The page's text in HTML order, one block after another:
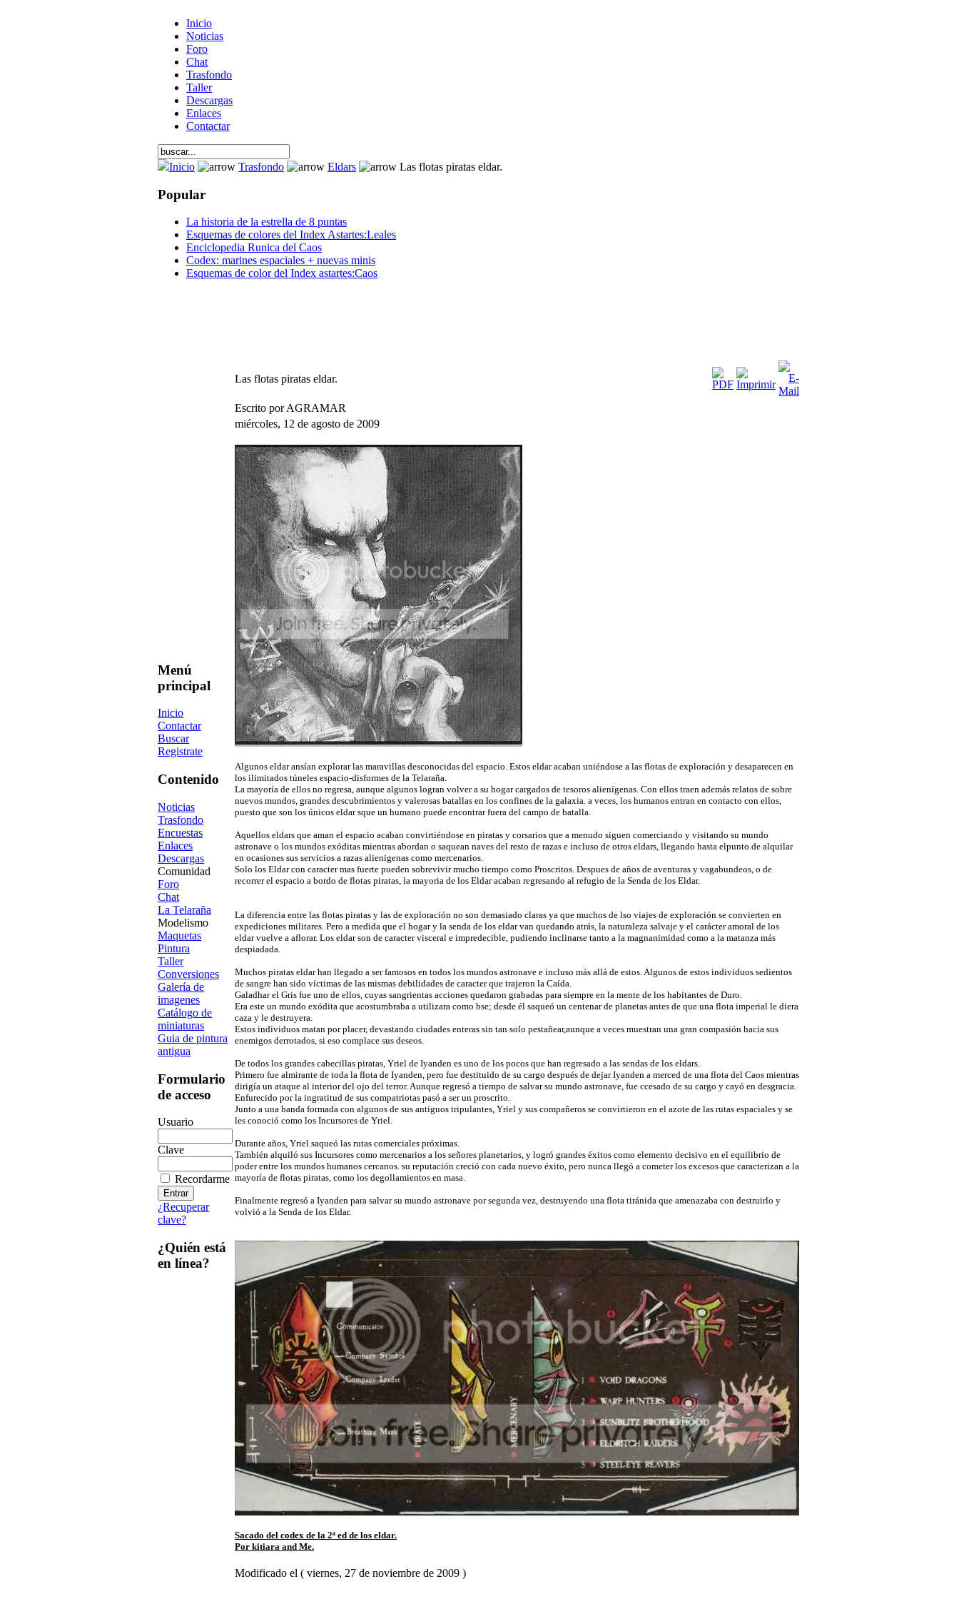
Inicio
Noticias
Foro
Chat
Trasfondo
Taller
Descargas
Enlaces
Contactar
Inicio Trasfondo Eldars Las flotas piratas eldar.
Popular
La historia de la estrella de 8 puntas
Esquemas de colores del Index Astartes:Leales
Enciclopedia Runica del Caos
Codex: marines espaciales + nuevas minis
Esquemas de color del Index astartes:Caos
Menú
principal
Inicio
Contactar
Buscar
Registrate
Contenido
Noticias
Trasfondo
Encuestas
Enlaces
Descargas
Comunidad
Foro
Chat
La Telaraña
Modelismo
Maquetas
Pintura
Taller
Conversiones
Galería de
imagenes
Catálogo de
miniaturas
Guia de pintura
antigua
Formulario
de acceso
Usuario
Clave
Recordarme
¿Recuperar
clave?
¿Quién está
en línea?
Las flotas piratas eldar.
Escrito por AGRAMAR
miércoles, 12 de agosto de 2009
Algunos eldar ansían explorar las maravillas desconocidas del espacio. Estos eldar acaban uniéndose a las flotas de exploración y desaparecen en
los ilimitados túneles espacio-disformes de la Telaraña.
La mayoría de ellos no regresa, aunque algunos logran volver a su hogar cargados de tesoros alienígenas. Con ellos traen además relatos de sobre
nuevos mundos, grandes descubrimientos y valerosas batallas en los confines de la galaxia. a veces, los humanos entran en contacto con ellos,
puesto que son los únicos eldar sque un humano puede encontrar fuera del campo de batalla.
Aquellos eldars que aman el espacio acaban convirtiéndose en piratas y corsarios que a menudo siguen comerciando y visitando su mundo
astronave o los mundos exóditas mientras abordan o saquean naves del resto de razas e incluso de otros eldars, llegando hasta elpunto de alquilar
en ocasiones sus servicios a razas alienigenas como mercenarios.
Solo los Eldar con caracter mas fuerte pueden sobrevivir mucho tiempo como Proscritos. Despues de años de aventuras y vagabundeos, o de
recorrer el espacio a bordo de flotas piratas, la mayoria de los Eldar acaban regresando al refugio de la Senda de los Eldar.
La diferencia entre las flotas piratas y las de exploración no son demasiado claras ya que muchos de lso viajes de exploración se convierten en
expediciones militares. Pero a medida que el hogar y la senda de los eldar van quedando atrás, la naturaleza salvaje y el carácter amoral de los
eldar vuelve a aflorar. Los eldar son de caracter visceral e impredecible, pudiendo inclinarse tanto a la magnanimidad como a la matanza más
despiadada.
Muchos piratas eldar han llegado a ser famosos en todos los mundos astronave e incluso más allá de estos. Algunos de estos individuos sedientos
de sangre han sido víctimas de las mismas debilidades de caracter que trajeron la Caída.
Galadhar el Gris fue uno de ellos, cuyas sangrientas acciones quedaron grabadas para siempre en la mente de los habitantes de Duro.
Era este un mundo exódita que acostumbraba a utilizara como bse; desde él saqueó un centenar de planetas antes de que una flota imperial le diera
caza y le destruyera.
Estos individuos matan por placer, devastando ciudades enteras sin tan solo pestañear,aunque a veces muestran una gran compasión hacia sus
enemigos derrotados, si eso complace sus deseos.
De todos los grandes cabecillas piratas, Yriel de Iyanden es uno de los pocos que han regresado a las sendas de los eldars.
Primero fue almirante de toda la flota de Iyanden, pero fue destituido de su cargo después de dejar Iyanden a merced de una flota del Caos mientras
dirigía un ataque al interior del ojo del terror. Aunque regresó a tiempo de salvar su mundo astronave, fue ccesado de su cargo y cayó en desgracia.
Enfurecido por la ingratitud de sus compatriotas pasó a ser un proscrito.
Junto a una banda formada con algunos de sus antiguos tripulantes, Yriel y sus compañeros se convirtieron en el azote de las rutas espaciales y se
les conoció como los Incursores de Yriel.
Durante años, Yriel saqueó las rutas comerciales próximas.
También alquiló sus Incursores como mercenarios a los señores planetarios, y logró grandes éxitos como elemento decisivo en el equilibrio de
poder entre los mundos humanos cercanos. su reputación creció con cada nuevo éxito, pero nunca llegó a cometer los excesos que caracterizan a la
mayoría de flotas piratas, como los degollamientos en masa.
Finalmente regresó a Iyanden para salvar su mundo astronave por segunda vez, destruyendo una flota tiránida que amenazaba con destruirlo y
volvió a la Senda de los Eldar.
Sacado del codex de la 2ª ed de los eldar.
Por kitiara and Me.
Modificado el ( viernes, 27 de noviembre de 2009 )